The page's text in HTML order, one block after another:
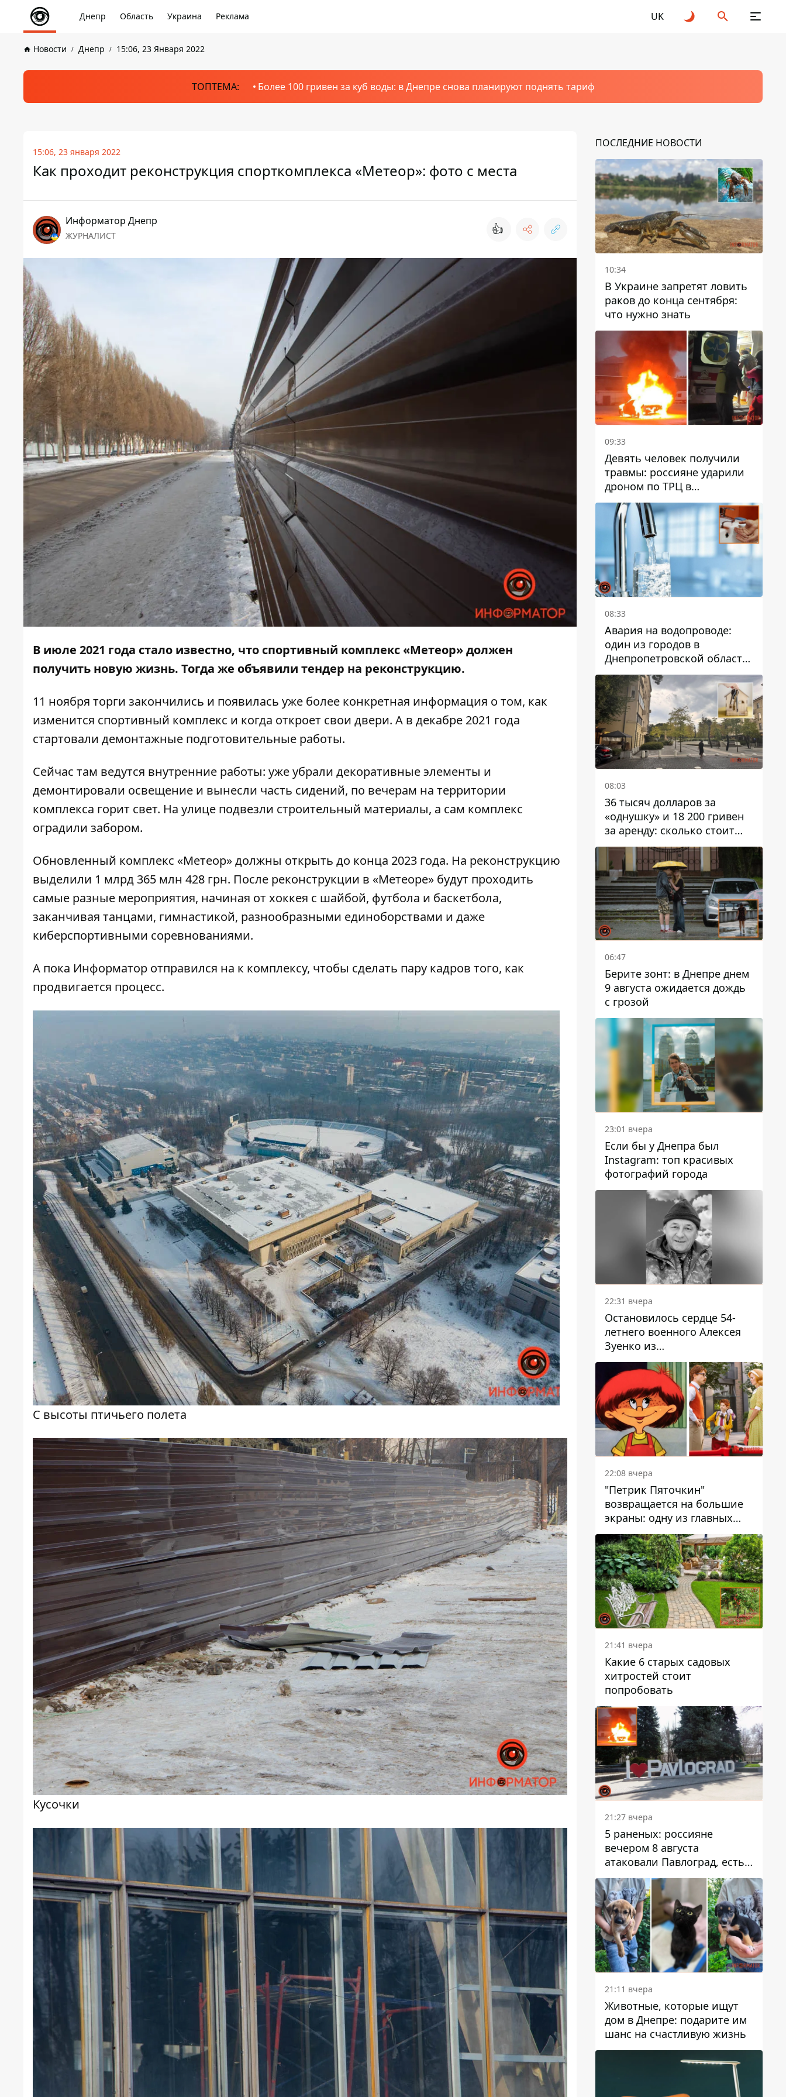
Днепр Область Украина Реклама UK
Новости Днепр 15:06, 23 Января 2022
ТОПТЕМА: Более 100 гривен за куб воды: в Днепре снова планируют поднять тариф
15:06, 23 января 2022
Как проходит реконструкция спорткомплекса «Метеор»: фото с места
Информатор Днепр
ЖУРНАЛИСТ 👍
В июле 2021 года стало известно, что спортивный комплекс «Метеор» должен
получить новую жизнь. Тогда же объявили тендер на реконструкцию.
11 ноября торги закончились и появилась уже более конкретная информация о том, как
изменится спортивный комплекс и когда откроет свои двери. А в декабре 2021 года
стартовали демонтажные подготовительные работы.
Сейчас там ведутся внутренние работы: уже убрали декоративные элементы и
демонтировали освещение и вынесли часть сидений, по вечерам на территории
комплекса горит свет. На улице подвезли строительный материалы, а сам комплекс
оградили забором.
Обновленный комплекс «Метеор» должны открыть до конца 2023 года. На реконструкцию
выделили 1 млрд 365 млн 428 грн. После реконструкции в «Метеоре» будут проходить
самые разные мероприятия, начиная от хоккея с шайбой, футбола и баскетбола,
заканчивая танцами, гимнастикой, разнообразными единоборствами и даже
киберспортивными соревнованиями.
А пока Информатор отправился на к комплексу, чтобы сделать пару кадров того, как
продвигается процесс.
С высоты птичьего полета
Кусочки
ПОСЛЕДНИЕ НОВОСТИ
10:34
В Украине запретят ловить
раков до конца сентября:
что нужно знать
09:33
Девять человек получили
травмы: россияне ударили
дроном по ТРЦ в
Павлограде, будет ли
работать заведение в
дальнейшем
08:33
Авария на водопроводе:
один из городов в
Днепропетровской области
остался без воды
08:03
36 тысяч долларов за
«однушку» и 18 200 гривен
за аренду: сколько стоит
жилье в Днепропетровской
области
06:47
Берите зонт: в Днепре днем ​​
9 августа ожидается дождь
с грозой
23:01 вчера
Если бы у Днепра был
Instagram: топ красивых
фотографий города
22:31 вчера
Остановилось сердце 54-
летнего военного Алексея
Зуенко из
Днепропетровской области
22:08 вчера
"Петрик Пяточкин"
возвращается на большие
экраны: одну из главных
ролей сыграет 9-летний
днепрянин Александр
Войтеховский
21:41 вчера
Какие 6 старых садовых
хитростей стоит
попробовать
21:27 вчера
5 раненых: россияне
вечером 8 августа
атаковали Павлоград, есть
возгорание
21:11 вчера
Животные, которые ищут
дом в Днепре: подарите им
шанс на счастливую жизнь